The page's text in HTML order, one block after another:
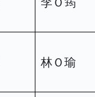
林Ｏ瑜